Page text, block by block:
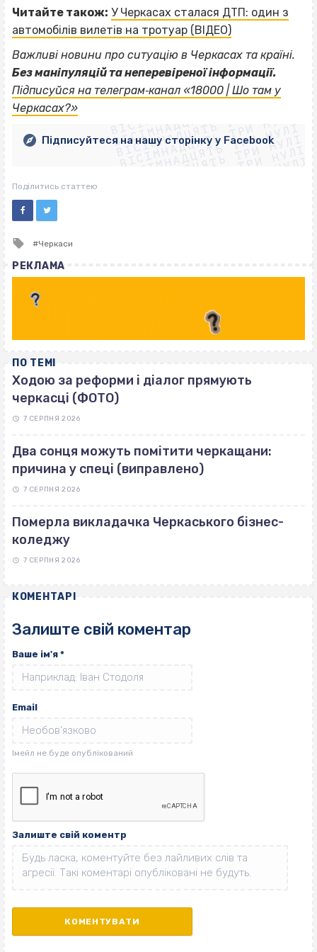
Читайте також: У Черкасах сталася ДТП: один з
автомобілів вилетів на тротуар (ВІДЕО)
Важливі новини про ситуацію в Черкасах та країні.
Без маніпуляцій та неперевіреної інформації.
Підписуйся на телеграм‐канал «18000 | Шо там у
Черкасах?»
ВІСІМНАДЦЯТЬ ТРИ НУЛІ
ВІСІМНАДЦЯТЬ ТРИ НУЛІ
ВІСІМНАДЦЯТЬ ТРИ НУЛІ
ВІСІМНАДЦЯТЬ ТРИ НУЛІ
ВІСІМНАДЦЯТЬ ТРИ НУЛІ
ВІСІМНАДЦЯТЬ ТРИ НУЛІ
ВІСІМНАДЦЯТЬ ТРИ НУЛІ
ВІСІМНАДЦЯТЬ ТРИ НУЛІ
Підписуйтеся на нашу сторінку у Facebook
Поділитись статтею
Tagged
Черкаси
РЕКЛАМА
ПО ТЕМІ
Ходою за реформи і діалог прямують
черкасці (ФОТО)
7 СЕРПНЯ 2026
Два сонця можуть помітити черкащани:
причина у спеці (виправлено)
7 СЕРПНЯ 2026
Померла викладачка Черкаського бізнес-
коледжу
7 СЕРПНЯ 2026
КОМЕНТАРІ
Залиште свій коментар
Ваше ім'я *
Email
Залиште свій коментр